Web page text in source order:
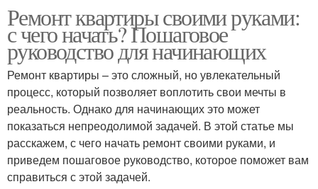
Ремонт квартиры своими руками:
с чего начать? Пошаговое
руководство для начинающих
Ремонт квартиры – это сложный, но увлекательный
процесс, который позволяет воплотить свои мечты в
реальность. Однако для начинающих это может
показаться непреодолимой задачей. В этой статье мы
расскажем, с чего начать ремонт своими руками, и
приведем пошаговое руководство, которое поможет вам
справиться с этой задачей.